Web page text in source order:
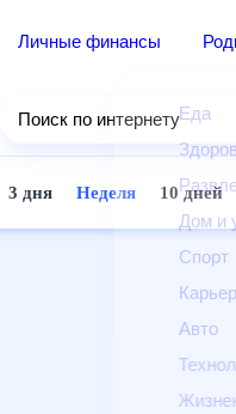
Личные финансы
Еда
Дом
Спорт
Авто
Поиск по интернету
3 дня Неделя 10